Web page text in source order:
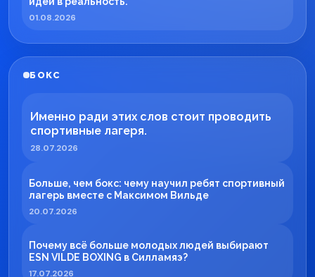
01.08.2026
БОКС
Именно ради этих слов стоит проводить
спортивные лагеря.
28.07.2026
Больше, чем бокс: чему научил ребят спортивный
лагерь вместе с Максимом Вильде
20.07.2026
Почему всё больше молодых людей выбирают
ESN VILDE BOXING в Силламяэ?
17.07.2026